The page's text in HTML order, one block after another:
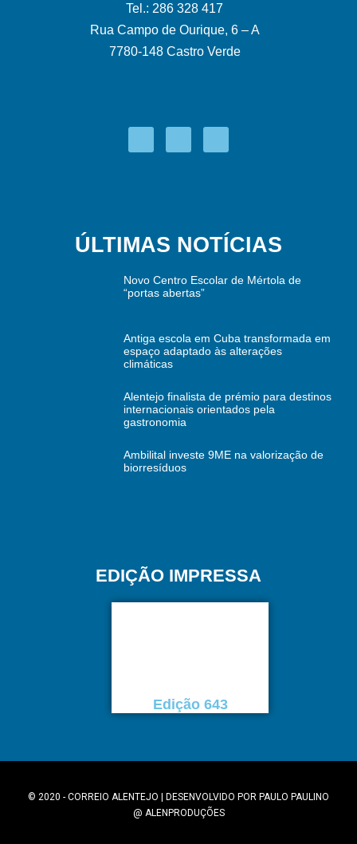
Tel.: 286 328 417
Rua Campo de Ourique, 6 – A
7780-148 Castro Verde
ÚLTIMAS NOTÍCIAS
Novo Centro Escolar de Mértola de
“portas abertas”
Antiga escola em Cuba transformada em
espaço adaptado às alterações
climáticas
Alentejo finalista de prémio para destinos
internacionais orientados pela
gastronomia
Ambilital investe 9ME na valorização de
biorresíduos
EDIÇÃO IMPRESSA
Edição 643
© 2020 - CORREIO ALENTEJO | DESENVOLVIDO POR PAULO PAULINO
@ ALENPRODUÇÕES